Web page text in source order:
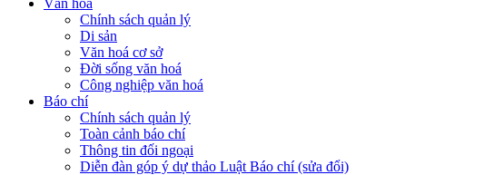
Văn hóa
Chính sách quản lý
Di sản
Văn hoá cơ sở
Đời sống văn hoá
Công nghiệp văn hoá
Báo chí
Chính sách quản lý
Toàn cảnh báo chí
Thông tin đối ngoại
Diễn đàn góp ý dự thảo Luật Báo chí (sửa đổi)